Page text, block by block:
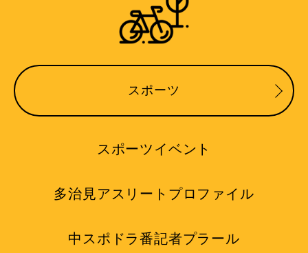
スポーツ
スポーツイベント
多治見アスリートプロファイル
中スポドラ番記者プラール